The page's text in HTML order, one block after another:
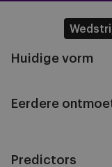
Huidige vorm
Eerdere
Predictors